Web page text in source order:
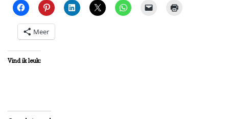
Meer
Vind ik leuk: